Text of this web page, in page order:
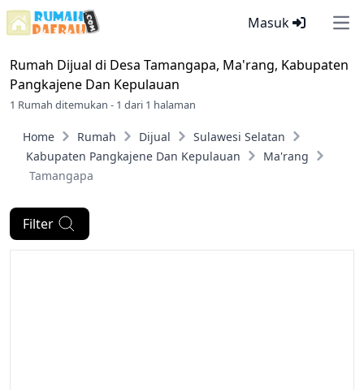
Masuk
Rumah Dijual di Desa Tamangapa, Ma'rang, Kabupaten
Pangkajene Dan Kepulauan
1 Rumah ditemukan - 1 dari 1 halaman
Home Rumah Dijual
Sulawesi Selatan
Kabupaten Pangkajene Dan Kepulauan
Ma'rang
Tamangapa
Filter